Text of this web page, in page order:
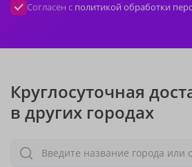
Согласен с политикой обработки
Круглосуточная
в других городах
Введите название города или